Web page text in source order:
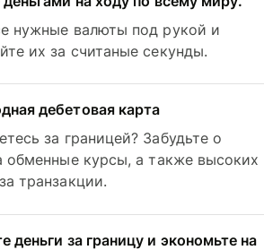
нужные валюты под рукой и
их за считаные секунды.
дебетовая карта
за границей? Забудьте о
обменные курсы, а также высоких
транзакции.
деньги за границу и экономьте на